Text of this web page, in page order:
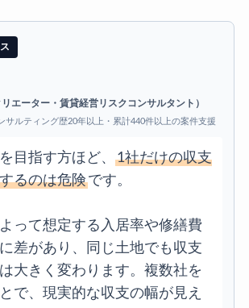
リエーター・賃貸経営リスクコンサルタント）
サルティング歴20年以上・累計440件以上の案件支援
目指す方ほど、
1社だけの収支
るのは危険です。
って想定する入居率や修繕費
差があり、同じ土地でも収支
大きく変わります。複数社を
で、現実的な収支の幅が見え